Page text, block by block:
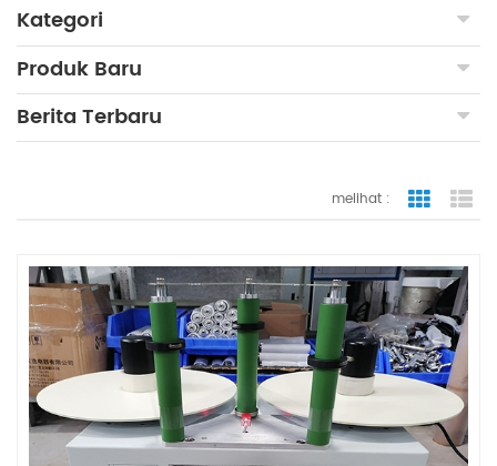
Kategori
Produk Baru
Berita Terbaru
melihat :